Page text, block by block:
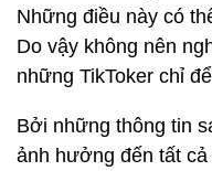
Những điều này có
Do vậy không nên
những TikToker chỉ
Bởi những thông tin
ảnh hưởng đến tất